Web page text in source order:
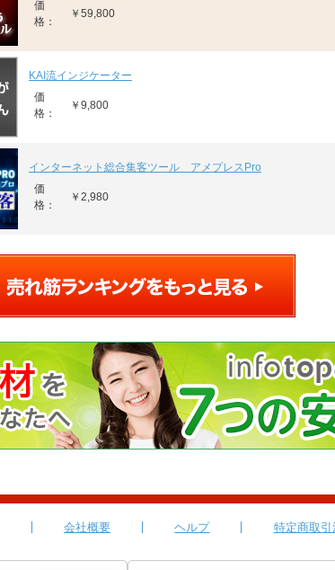
価
格：
￥59,800
KAI流インジケーター
価
格：
￥9,800
インターネット総合集客ツール アメプレスPro
価
格：
￥2,980
会社概要 ヘルプ 特定商取